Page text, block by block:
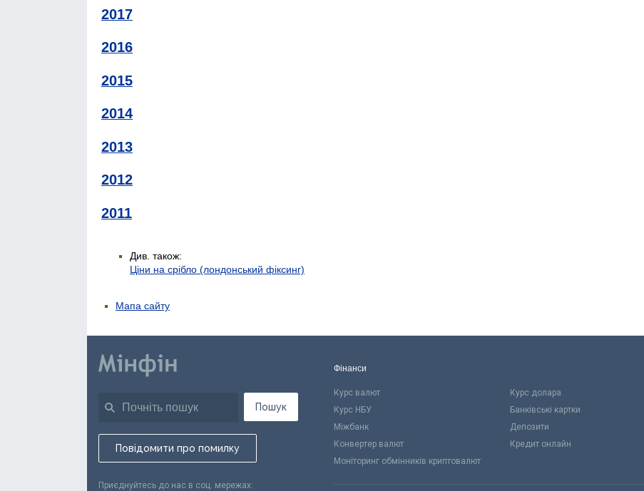
2017
2016
2015
2014
2013
2012
2011
Див. також:
Ціни на срібло (лондонський фіксинг)
Мапа сайту
Пошук
Повідомити про помилку
Приєднуйтесь до нас в соц. мережах:
Фінанси
Курс валют Курс долара
Курс НБУ
Банківські картки
Міжбанк
Депозити
Конвертер валют
Кредит онлайн
Моніторинг обмінників криптовалют